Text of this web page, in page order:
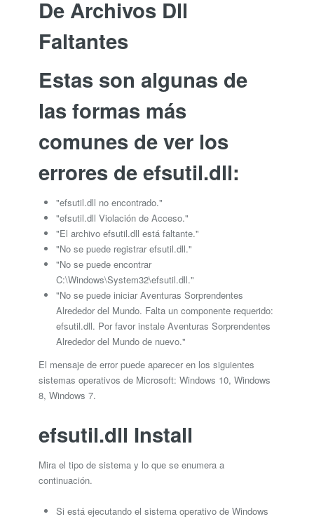
De Archivos Dll
Faltantes
Estas son algunas de
las formas más
comunes de ver los
errores de efsutil.dll:
"efsutil.dll no encontrado."
"efsutil.dll Violación de Acceso."
"El archivo efsutil.dll está faltante."
"No se puede registrar efsutil.dll."
"No se puede encontrar
C:\Windows\System32\efsutil.dll."
"No se puede iniciar Aventuras Sorprendentes
Alrededor del Mundo. Falta un componente requerido:
efsutil.dll. Por favor instale Aventuras Sorprendentes
Alrededor del Mundo de nuevo."
El mensaje de error puede aparecer en los siguientes
sistemas operativos de Microsoft: Windows 10, Windows
8, Windows 7.
efsutil.dll Install
Mira el tipo de sistema y lo que se enumera a
continuación.
Si está ejecutando el sistema operativo de Windows